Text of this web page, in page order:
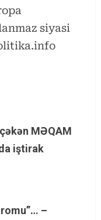
siyasi
MƏQAM
iştirak
–